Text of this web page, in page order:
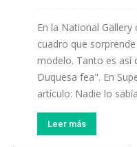
En la National
cuadro que
modelo. Tanto es así
Duquesa fea". En
artículo: Nadie lo
Leer más